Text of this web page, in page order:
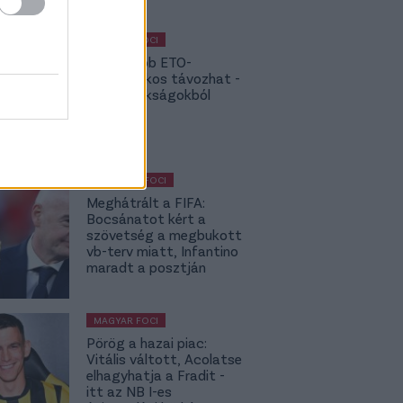
MAGYAR FOCI
NB I: Újabb ETO-
kulcsjátékos távozhat -
topbajnokságokból
KÜLFÖLDI FOCI
Meghátrált a FIFA:
Bocsánatot kért a
szövetség a megbukott
vb-terv miatt, Infantino
maradt a posztján
MAGYAR FOCI
Pörög a hazai piac:
Vitális váltott, Acolatse
elhagyhatja a Fradit -
itt az NB I-es